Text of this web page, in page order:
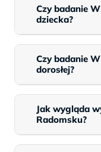
Czy badanie
dziecka?
Czy badanie
dorosłej?
Jak wygląda
Radomsku?